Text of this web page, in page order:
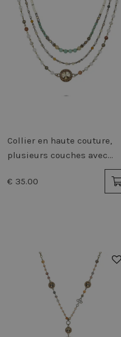
Collier en haute couture,
plusieurs couches avec
€ 35.00